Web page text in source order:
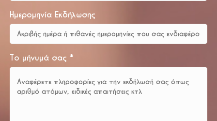
Ημερομηνία Εκδήλωσης
Το μήνυμά σας *